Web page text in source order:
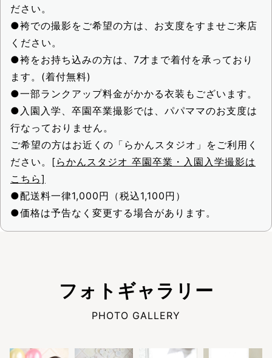
ださい。
●袴での撮影をご希望の方は、お支度をすませご来店
ください。
●袴をお持ち込みの方は、7才まで着付を承っており
ます。(着付無料)
●一部ランクアップ料金がかかる衣装もございます。
●入園入学、卒園卒業撮影では、パパママのお支度は
行なっておりません。
ご希望の方はお近くの「らかんスタジオ」をご利用く
ださい。 [らかんスタジオ 卒園卒業・入園入学撮影は
こちら]
●配送料一律1,000円（税込1,100円）
●価格は予告なく変更する場合があります。
フォトギャラリー
PHOTO GALLERY